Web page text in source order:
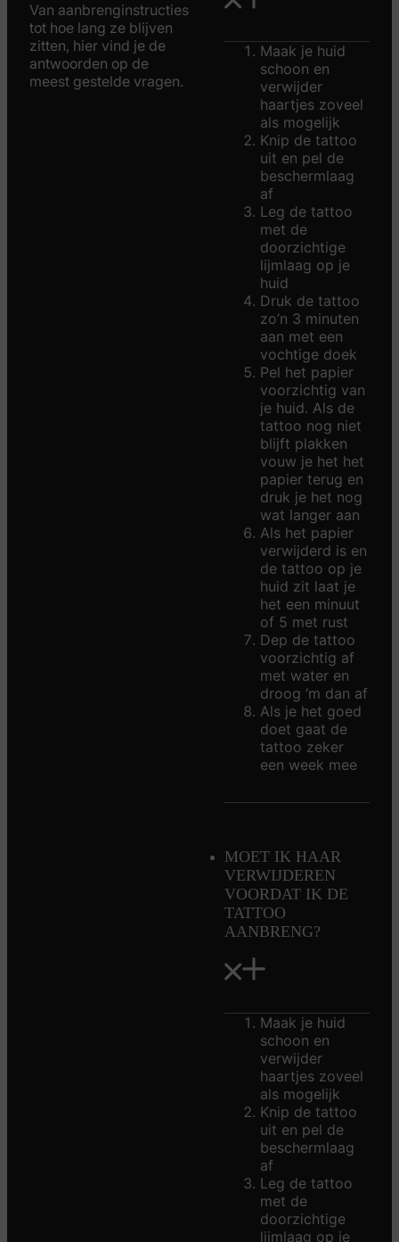
Van aanbrenginstructies
tot hoe lang ze blijven
zitten, hier vind je de
antwoorden op de
meest gestelde vragen.
Maak je huid
schoon en
verwijder
haartjes zoveel
als mogelijk
Knip de tattoo
uit en pel de
beschermlaag
af
Leg de tattoo
met de
doorzichtige
lijmlaag op je
huid
Druk de tattoo
zo’n 3 minuten
aan met een
vochtige doek
Pel het papier
voorzichtig van
je huid. Als de
tattoo nog niet
blijft plakken
vouw je het het
papier terug en
druk je het nog
wat langer aan
Als het papier
verwijderd is en
de tattoo op je
huid zit laat je
het een minuut
of 5 met rust
Dep de tattoo
voorzichtig af
met water en
droog ‘m dan af
Als je het goed
doet gaat de
tattoo zeker
een week mee
MOET IK HAAR
VERWIJDEREN
VOORDAT IK DE
TATTOO
AANBRENG?
Maak je huid
schoon en
verwijder
haartjes zoveel
als mogelijk
Knip de tattoo
uit en pel de
beschermlaag
af
Leg de tattoo
met de
doorzichtige
lijmlaag op je